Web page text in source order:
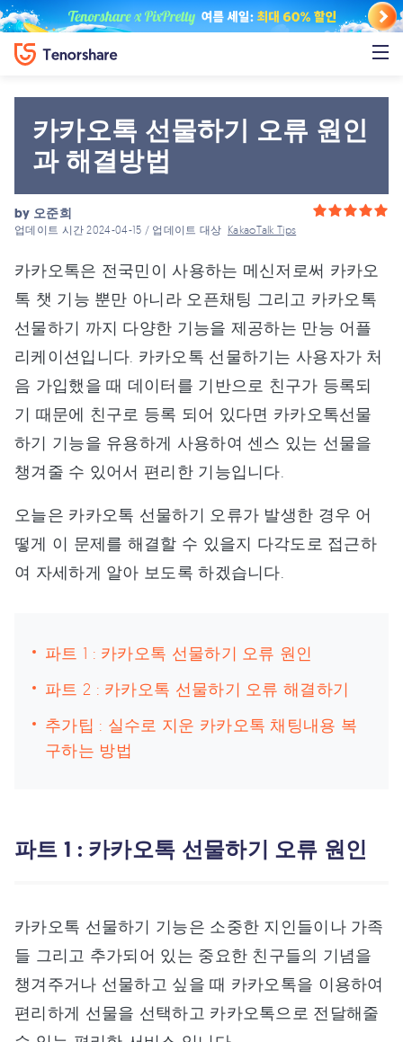
카카오톡 선물하기 오류 원인
과 해결방법
by 오준희
업데이트 시간 2024-04-15 / 업데이트 대상 KakaoTalk Tips
카카오톡은 전국민이 사용하는 메신저로써 카카오
톡 챗 기능 뿐만 아니라 오픈채팅 그리고 카카오톡
선물하기 까지 다양한 기능을 제공하는 만능 어플
리케이션입니다. 카카오톡 선물하기는 사용자가 처
음 가입했을 때 데이터를 기반으로 친구가 등록되
기 때문에 친구로 등록 되어 있다면 카카오톡선물
하기 기능을 유용하게 사용하여 센스 있는 선물을
챙겨줄 수 있어서 편리한 기능입니다.
오늘은 카카오톡 선물하기 오류가 발생한 경우 어
떻게 이 문제를 해결할 수 있을지 다각도로 접근하
여 자세하게 알아 보도록 하겠습니다.
파트 1 : 카카오톡 선물하기 오류 원인
파트 2 : 카카오톡 선물하기 오류 해결하기
추가팁 : 실수로 지운 카카오톡 채팅내용 복
구하는 방법
파트 1 : 카카오톡 선물하기 오류 원인
카카오톡 선물하기 기능은 소중한 지인들이나 가족
들 그리고 추가되어 있는 중요한 친구들의 기념을
챙겨주거나 선물하고 싶을 때 카카오톡을 이용하여
편리하게 선물을 선택하고 카카오톡으로 전달해줄